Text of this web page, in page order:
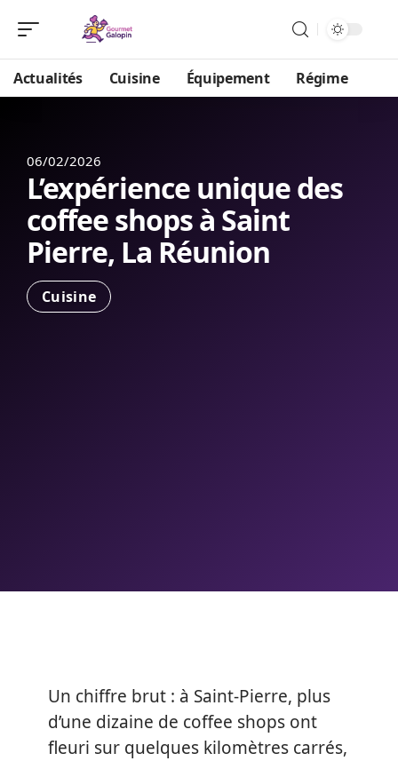
Actualités Cuisine Équipement Régime
06/02/2026
L’expérience unique des
coffee shops à Saint
Pierre, La Réunion
Cuisine
Un chiffre brut : à Saint-Pierre, plus
d’une dizaine de coffee shops ont
fleuri sur quelques kilomètres carrés,